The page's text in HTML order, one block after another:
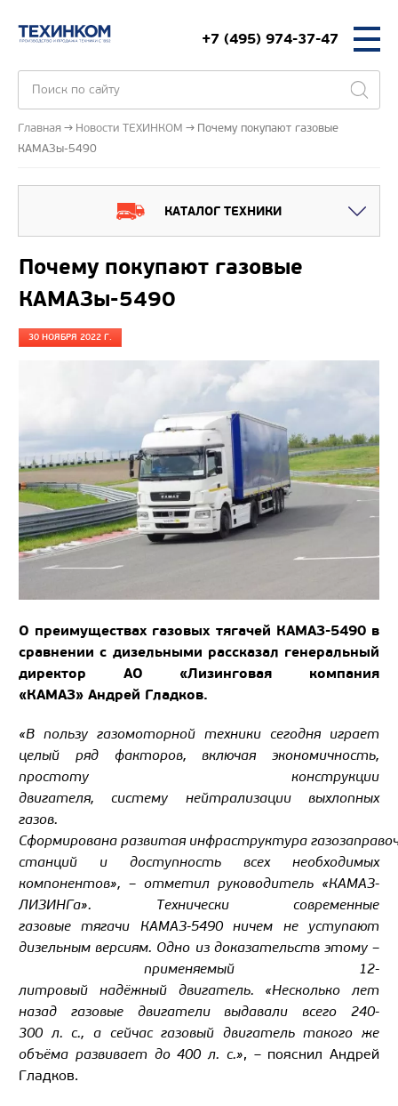
+7 (495) 974-37-47
Главная Новости ТЕХИНКОМ
Почему покупают газовые
КАМАЗы-5490
КАТАЛОГ ТЕХНИКИ
Почему покупают газовые
КАМАЗы-5490
30 НОЯБРЯ 2022 Г.
О преимуществах газовых тягачей КАМАЗ-5490 в
сравнении с дизельными рассказал генеральный
директор АО «Лизинговая компания
«КАМАЗ» Андрей Гладков.
«В пользу газомоторной техники сегодня играет
целый ряд факторов, включая экономичность,
простоту конструкции
двигателя, систему нейтрализации выхлопных
газов.
Сформирована развитая инфраструктура
станций и доступность всех необходимых
компонентов», – отметил руководитель «КАМАЗ-
ЛИЗИНГа». Технически современные
газовые тягачи КАМАЗ-5490 ничем не уступают
дизельным версиям. Одно из доказательств этому –
применяемый 12-
литровый надёжный двигатель. «Несколько лет
назад газовые двигатели выдавали всего 240-
300 л. с., а сейчас газовый двигатель такого же
объёма развивает до 400 л. с.», – пояснил Андрей
Гладков.